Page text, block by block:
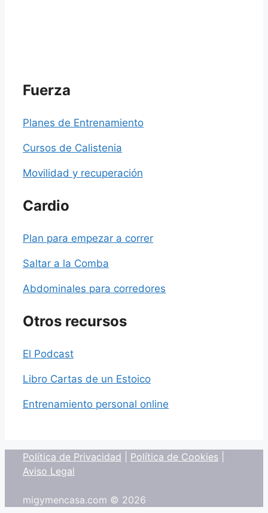
Fuerza
Planes de Entrenamiento
Cursos de Calistenia
Movilidad y recuperación
Cardio
Plan para empezar a correr
Saltar a la Comba
Abdominales para corredores
Otros recursos
El Podcast
Libro Cartas de un Estoico
Entrenamiento personal online
Política de Privacidad Política de Cookies
Aviso Legal
migymencasa.com © 2026